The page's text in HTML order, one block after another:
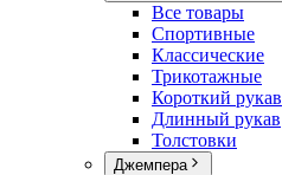
Все товары
Спортивные
Классические
Трикотажные
Короткий рукав
Длинный рукав
Толстовки
Джемпера